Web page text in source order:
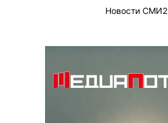
Новости СМИ2